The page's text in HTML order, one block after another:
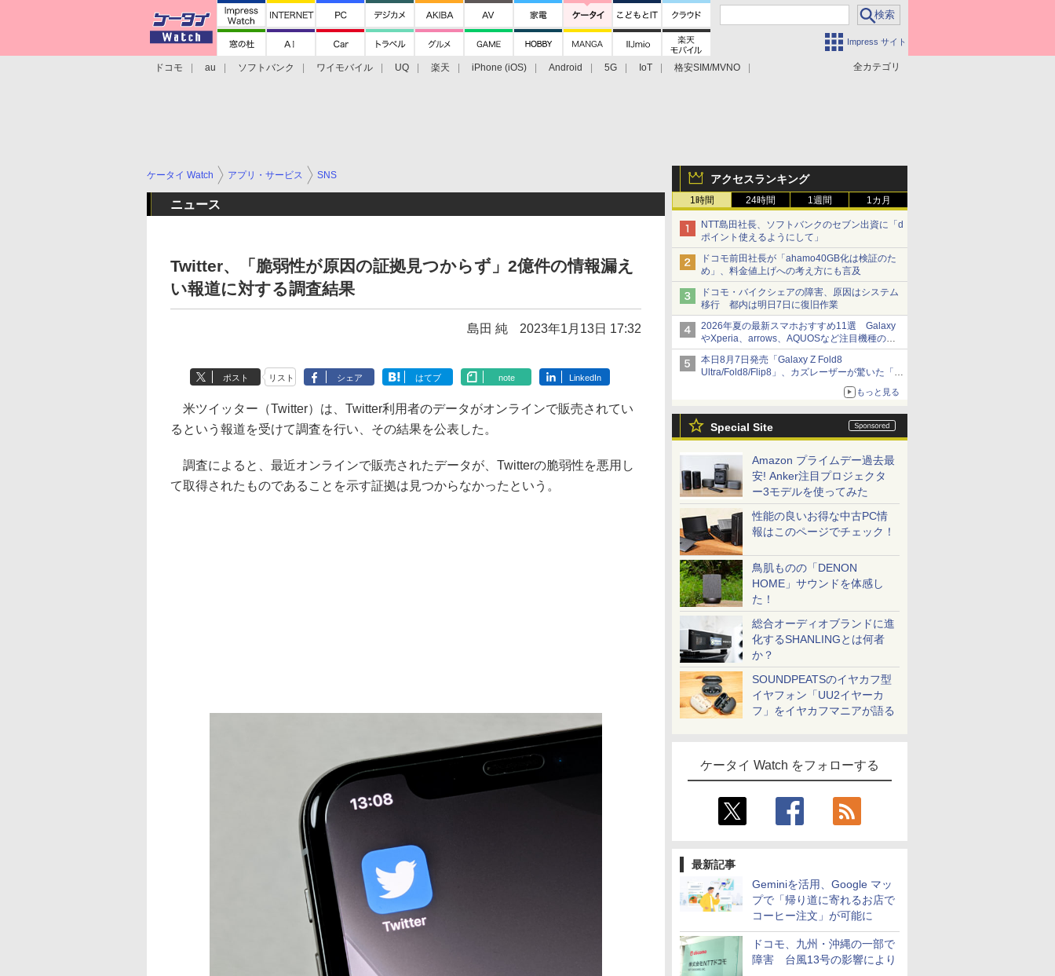
Impress サイト
全カテゴリ
ドコモ au ソフトバンク ワイモバイル UQ 楽天 iPhone (iOS) Android 5G IoT
格安SIM/MVNO
アクセスランキング
1時間 24時間 1週間 1カ月
NTT島田社長、ソフトバンクのセブン出資に「d
ポイント使えるようにして」
ドコモ前田社長が「ahamo40GB化は検証のた
め」、料金値上げへの考え方にも言及
ドコモ・バイクシェアの障害、原因はシステム
移行 都内は明日7日に復旧作業
2026年夏の最新スマホおすすめ11選 Galaxy
やXperia、arrows、AQUOSなど注目機種の特
徴は
本日8月7日発売「Galaxy Z Fold8
Ultra/Fold8/Flip8」、カズレーザーが驚いた「そ
もっと見る
Special Site
Amazon プライムデー過去最
安! Anker注目プロジェクタ
ー3モデルを使ってみた
性能の良いお得な中古PC情
報はこのページでチェック！
鳥肌ものの「DENON
HOME」サウンドを体感し
た！
総合オーディオブランドに進
化するSHANLINGとは何者
か？
SOUNDPEATSのイヤカフ型
イヤフォン「UU2イヤーカ
フ」をイヤカフマニアが語る
ケータイ Watch をフォローする
最新記事
Geminiを活用、Google マッ
プで「帰り道に寄れるお店で
コーヒー注文」が可能に
ドコモ、九州・沖縄の一部で
障害 台風13号の影響により
ケータイ Watch アプリ・サービス SNS
ニュース
Twitter、「脆弱性が原因の証拠見つからず」2億件の情報漏え
い報道に対する調査結果
島田 純 2023年1月13日 17:32
ポスト リスト シェア はてブ note LinkedIn
米ツイッター（Twitter）は、Twitter利用者のデータがオンラインで販売されてい
るという報道を受けて調査を行い、その結果を公表した。
調査によると、最近オンラインで販売されたデータが、Twitterの脆弱性を悪用し
て取得されたものであることを示す証拠は見つからなかったという。